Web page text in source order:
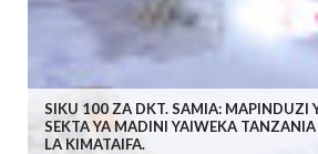
SIKU 100 ZA DKT. SAMIA: MAPINDUZI
SEKTA YA MADINI YAIWEKA
LA KIMATAIFA.